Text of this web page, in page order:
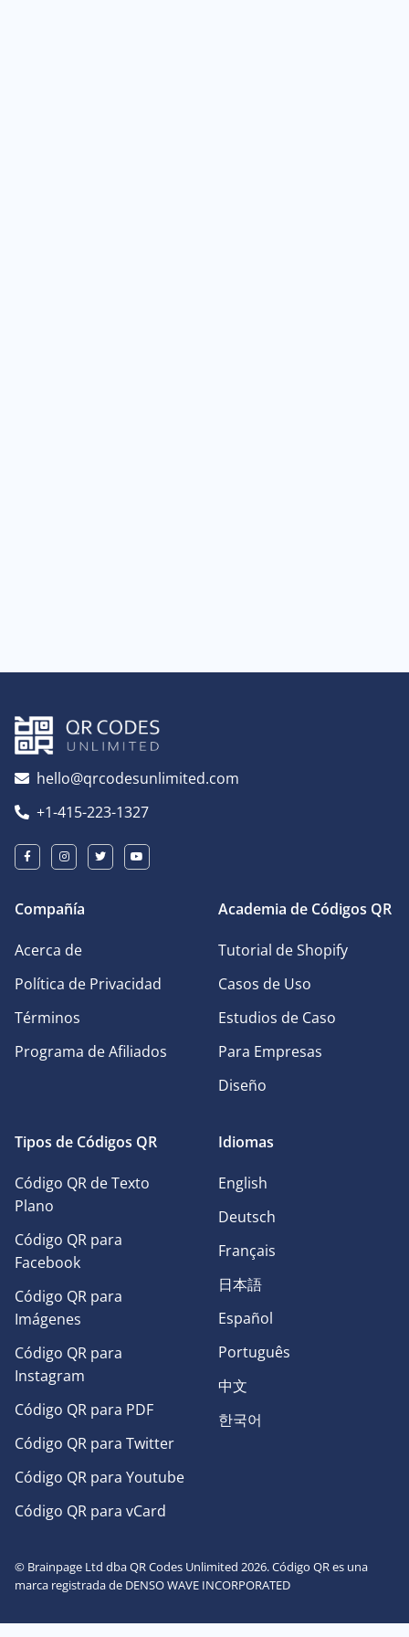
hello@qrcodesunlimited.com
+1-415-223-1327
Compañía
Acerca de
Política de Privacidad
Términos
Programa de Afiliados
Academia de Códigos QR
Tutorial de Shopify
Casos de Uso
Estudios de Caso
Para Empresas
Diseño
Tipos de Códigos QR
Código QR de Texto
Plano
Código QR para
Facebook
Código QR para
Imágenes
Código QR para
Instagram
Código QR para PDF
Código QR para Twitter
Código QR para Youtube
Código QR para vCard
Idiomas
English
Deutsch
Français
日本語
Español
Português
中文
한국어
© Brainpage Ltd dba QR Codes Unlimited 2026. Código QR es una
marca registrada de DENSO WAVE INCORPORATED